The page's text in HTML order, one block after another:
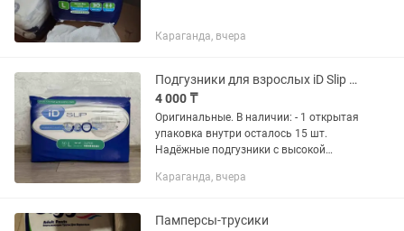
Караганда, вчера
Подгузники для взрослых iD Slip Super, размер L (от 100 до 160 кг)
4 000 ₸
Оригинальные. В наличии: - 1 открытая
упаковка внутри осталось 15 шт.
Надёжные подгузники с высокой
ухода и комфортной защиты. Подходят
Караганда, вчера
Памперсы-трусики